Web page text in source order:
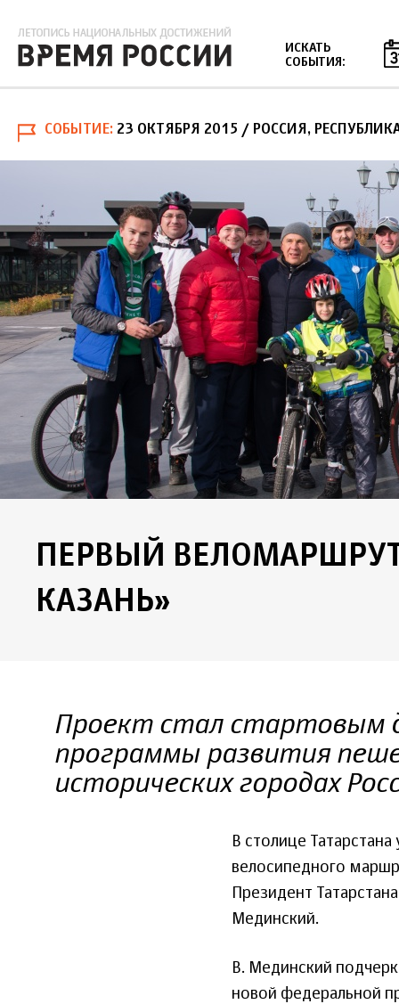
ИСКАТЬ
СОБЫТИЯ:
СОБЫТИЕ 23 ОКТЯБРЯ 2015 / РОССИЯ,
ПЕРВЫЙ
КАЗАНЬ»
Проект стал стартовым
программы развития
исторических городах
В столице
велосипедного
Президент
Мединский.
В. Мединский
новой федеральной